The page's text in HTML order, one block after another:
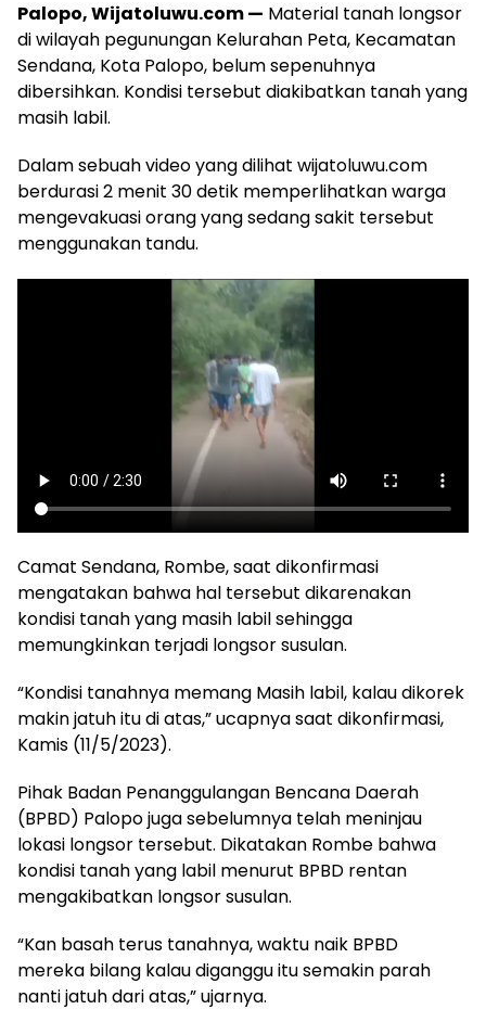
Palopo, Wijatoluwu.com — Material tanah longsor
di wilayah pegunungan Kelurahan Peta, Kecamatan
Sendana, Kota Palopo, belum sepenuhnya
dibersihkan. Kondisi tersebut diakibatkan tanah yang
masih labil.
Dalam sebuah video yang dilihat wijatoluwu.com
berdurasi 2 menit 30 detik memperlihatkan warga
mengevakuasi orang yang sedang sakit tersebut
menggunakan tandu.
Camat Sendana, Rombe, saat dikonfirmasi
mengatakan bahwa hal tersebut dikarenakan
kondisi tanah yang masih labil sehingga
memungkinkan terjadi longsor susulan.
“Kondisi tanahnya memang Masih labil, kalau dikorek
makin jatuh itu di atas,” ucapnya saat dikonfirmasi,
Kamis (11/5/2023).
Pihak Badan Penanggulangan Bencana Daerah
(BPBD) Palopo juga sebelumnya telah meninjau
lokasi longsor tersebut. Dikatakan Rombe bahwa
kondisi tanah yang labil menurut BPBD rentan
mengakibatkan longsor susulan.
“Kan basah terus tanahnya, waktu naik BPBD
mereka bilang kalau diganggu itu semakin parah
nanti jatuh dari atas,” ujarnya.